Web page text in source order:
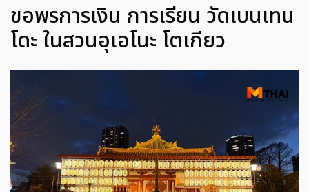
ขอพรการเงิน การเรียน วัดเบนเทน
โดะ ในสวนอุเอโนะ โตเกียว